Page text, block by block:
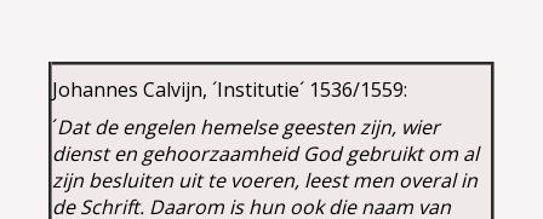
Johannes Calvijn, ´Institutie´ 1536/1559:
´Dat de engelen hemelse geesten zijn, wier
dienst en gehoorzaamheid God gebruikt om al
zijn besluiten uit te voeren, leest men overal in
de Schrift. Daarom is hun ook die naam van